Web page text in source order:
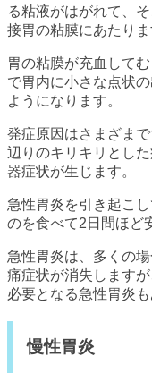
る粘液がはがれて、
接胃の粘膜にあたりま
胃の粘膜が充血して
で胃内に小さな点状
ようになります。
発症原因はさまざま
辺りのキリキリとし
器症状が生じます。
急性胃炎を引き起こ
のを食べて2日間ほど
急性胃炎は、多くの
痛症状が消失します
必要となる急性胃炎も
慢性胃炎